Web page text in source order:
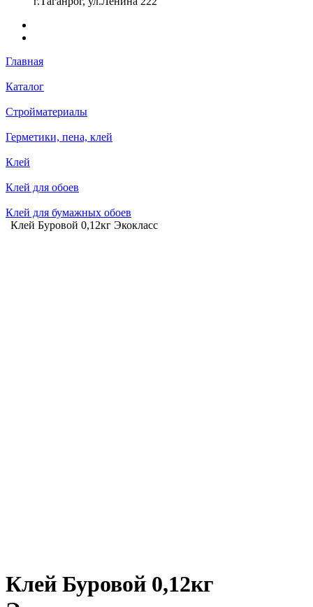
Главная
Каталог
Стройматериалы
Герметики, пена, клей
Клей
Клей для обоев
Клей для бумажных обоев
Клей Буровой 0,12кг Экокласс
Клей Буровой 0,12кг